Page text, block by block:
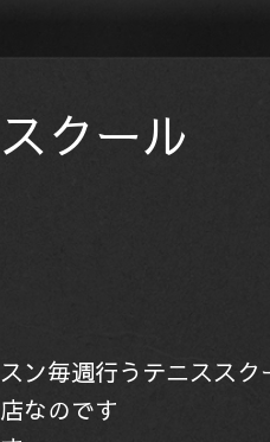
クール
毎週行うテニススク
なのです